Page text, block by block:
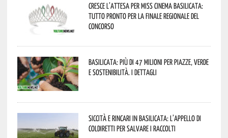
Cresce l’attesa per Miss Cinema Basilicata:
tutto pronto per la finale regionale del
concorso
Basilicata: più di 47 milioni per piazze, verde
e sostenibilità. I dettagli
Siccità e rincari in Basilicata: l’appello di
Coldiretti per salvare i raccolti